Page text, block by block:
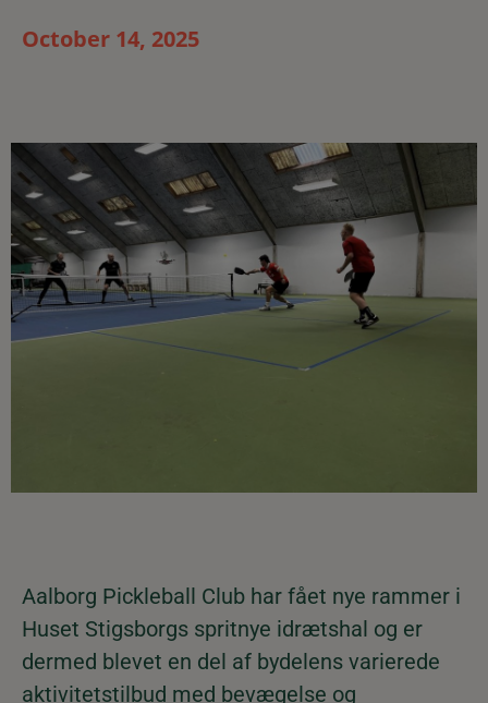
October 14, 2025
Aalborg Pickleball Club har fået nye rammer i
Huset Stigsborgs spritnye idrætshal og er
dermed blevet en del af bydelens varierede
aktivitetstilbud med bevægelse og